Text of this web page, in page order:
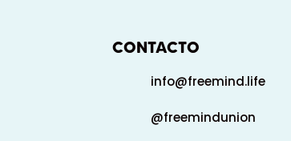
CONTACTO
info@freemind.life
@freemindunion